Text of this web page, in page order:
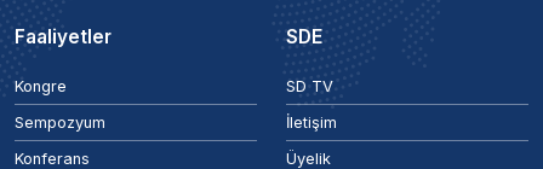
Faaliyetler
Kongre
Sempozyum
Konferans
SDE
SD TV
İletişim
Üyelik